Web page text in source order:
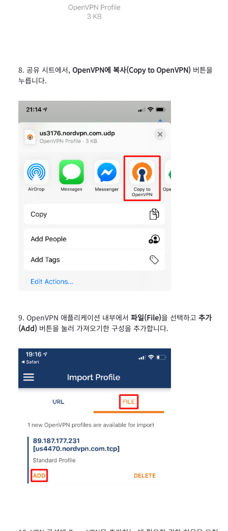
공유 시트에서, OpenVPN에 복사(Copy to OpenVPN) 버튼을
누릅니다.​
OpenVPN 애플리케이션 내부에서 파일(File)을 선택하고 추가
(Add) 버튼을 눌러 가져오기한 구성을 추가합니다.